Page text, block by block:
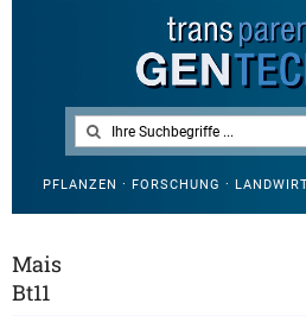
PFLANZEN · FORSCHUNG ·
Mais
Bt11